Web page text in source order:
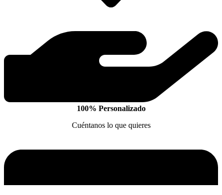
100% Personalizado
Cuéntanos lo que quieres